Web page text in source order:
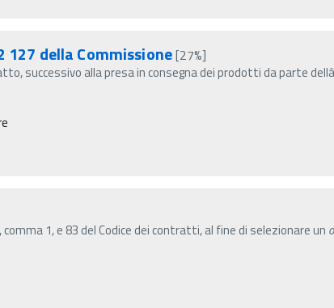
127 della Commissione[27%]
successivo alla presa in consegna dei prodotti da parte
1, e 83 del Codice dei contratti, al fine di selezionare un